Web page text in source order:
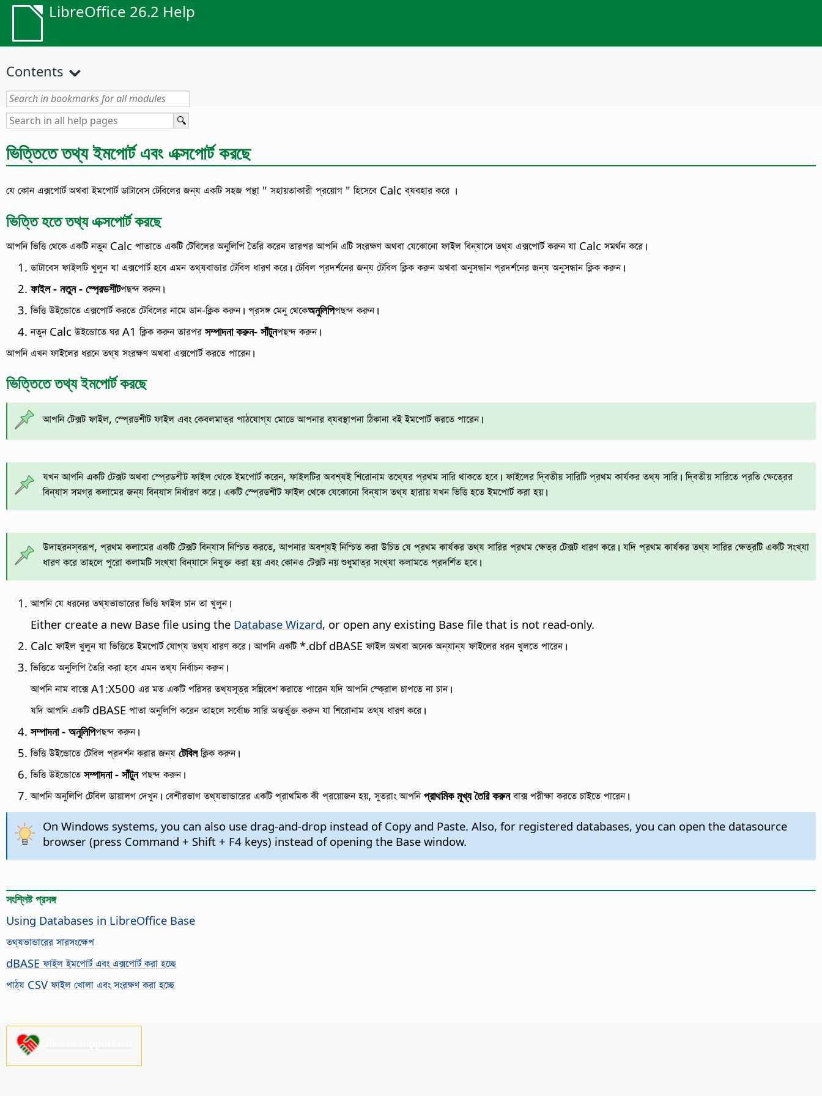
LibreOffice 26.2 Help
Contents
ভিত্তিতে তথ্য ইমপোর্ট এবং এক্সপোর্ট করছে
যে কোন এক্সপোর্ট অথবা ইমপোর্ট ডাটাবেস টেবিলের জন্য একটি সহজ পন্থা " সহায়তাকারী প্রয়োগ " হিসেবে Calc ব্যবহার করে ।
ভিত্তি হতে তথ্য এক্সপোর্ট করছে
আপনি ভিত্তি থেকে একটি নতুন Calc পাতাতে একটি টেবিলের অনুলিপি তৈরি করেন তারপর আপনি এটি সংরক্ষণ অথবা যেকোনো ফাইল বিন্যাসে তথ্য এক্সপোর্ট করুন যা Calc সমর্থন করে।
ডাটাবেস ফাইলটি খুলুন যা এক্সপোর্ট হবে এমন তথ্যবান্ডার টেবিল ধারণ করে। টেবিল প্রদর্শনের জন্য টেবিল ক্লিক করুন অথবা অনুসন্ধান প্রদর্শনের জন্য অনুসন্ধান ক্লিক করুন।
ফাইল - নতুন - স্প্রেডশীটপছন্দ করুন।
ভিত্তি উইন্ডোতে এক্সপোর্ট করতে টেবিলের নামে ডান-ক্লিক করুন। প্রসঙ্গ মেনু থেকেঅনুলিপিপছন্দ করুন।
নতুন Calc উইন্ডোতে ঘর A1 ক্লিক করুন তারপরসম্পাদনা করুন- সাঁটুনপছন্দ করুন।
আপনি এখন ফাইলের ধরনে তথ্য সংরক্ষণ অথবা এক্সপোর্ট করতে পারেন।
ভিত্তিতে তথ্য ইমপোর্ট করছে
আপনি টেক্সট ফাইল, স্প্রেডশীট ফাইল এবং কেবলমাত্র পাঠযোগ্য মোডে আপনার ব্যবস্থাপনা ঠিকানা বই ইমপোর্ট করতে পারেন।
যখন আপনি একটি টেক্সট অথবা স্প্রেডশীট ফাইল থেকে ইমপোর্ট করেন, ফাইলটির অবশ্যই শিরোনাম তথ্যের প্রথম সারি থাকতে হবে। ফাইলের দ্বিতীয় সারিটি প্রথম কার্যকর তথ্য সারি। দ্বিতীয় সারিতে প্রতি ক্ষেত্রের
বিন্যাস সমগ্র কলামের জন্য বিন্যাস নির্ধারণ করে। একটি স্প্রেডশীট ফাইল থেকে যেকোনো বিন্যাস তথ্য হারায় যখন ভিত্তি হতে ইমপোর্ট করা হয়।
উদাহরনস্বরূপ, প্রথম কলামের একটি টেক্সট বিন্যাস নিশ্চিত করতে, আপনার অবশ্যই নিশ্চিত করা উচিত যে প্রথম কার্যকর তথ্য সারির প্রথম ক্ষেত্র টেক্সট ধারণ করে। যদি প্রথম কার্যকর তথ্য সারির ক্ষেত্রটি একটি সংখ্যা
ধারণ করে তাহলে পুরো কলামটি সংখ্যা বিন্যাসে নিযুক্ত করা হয় এবং কোনও টেক্সট নয় শুধুমাত্র সংখ্যা কলামতে প্রদর্শিত হবে।
আপনি যে ধরনের তথ্যভান্ডারের ভিত্তি ফাইল চান তা খুলুন।
Either create a new Base file using the Database Wizard, or open any existing Base file that is not read-only.
Calc ফাইল খুলুন যা ভিত্তিতে ইমপোর্ট যোগ্য তথ্য ধারণ করে। আপনি একটি *.dbf dBASE ফাইল অথবা অনেক অন্যান্য ফাইলের ধরন খুলতে পারেন।
ভিত্তিতে অনুলিপি তৈরি করা হবে এমন তথ্য নির্বাচন করুন।
আপনি নাম বাক্সে A1:X500 এর মত একটি পরিসর তথ্যসূত্র সন্নিবেশ করাতে পারেন যদি আপনি স্ক্রোল চাপতে না চান।
যদি আপনি একটি dBASE পাতা অনুলিপি করেন তাহলে সর্বোচ্চ সারি অন্তর্ভুক্ত করুন যা শিরোনাম তথ্য ধারণ করে।
সম্পাদনা - অনুলিপিপছন্দ করুন।
ভিত্তি উইন্ডোতে টেবিল প্রদর্শন করার জন্য টেবিলক্লিক করুন।
ভিত্তি উইন্ডোতেসম্পাদনা - সাঁটুনপছন্দ করুন।
আপনি অনুলিপি টেবিল ডায়ালগ দেখুন। বেশীরভাগ তথ্যভান্ডারের একটি প্রাথমিক কী প্রয়োজন হয়, সুতরাং আপনিপ্রাথমিক মূখ্য তৈরি করুনবাক্স পরীক্ষা করতে চাইতে পারেন।
On Windows systems, you can also use drag-and-drop instead of Copy and Paste. Also, for registered databases, you can open the datasource
browser (press Command + Shift + F4 keys) instead of opening the Base window.
সংশ্লিষ্ট প্রসঙ্গ
Using Databases in LibreOffice Base
তথ্যভান্ডারের সারসংক্ষেপ
dBASE ফাইল ইমপোর্ট এবং এক্সপোর্ট করা হচ্ছে
পাঠ্য CSV ফাইল খোলা এবং সংরক্ষণ করা হচ্ছে